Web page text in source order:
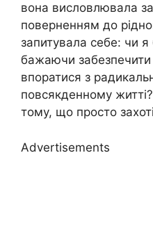
вона висловлювала
поверненням до
запитувала себе: чи
бажаючи забезпечити
впоратися з
повсякденному
тому, що просто
Advertisements